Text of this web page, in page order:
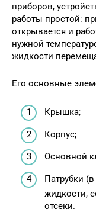
приборов,
работы простой:
открывается и
нужной
жидкости
Его основные
Крышка;
Корпус;
Основной
Патрубки
жидкости,
отсеки.